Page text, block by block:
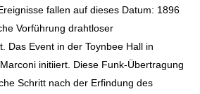
fallen auf dieses Datum: 1896
Vorführung drahtloser
Das Event in der Toynbee Hall in
initiiert. Diese Funk-Übertragung
Schritt nach der Erfindung des